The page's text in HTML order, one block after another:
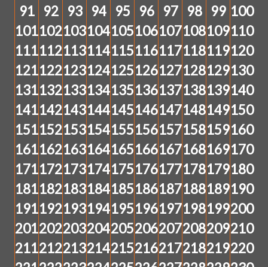
91
92 93 94 95 96 97 98 99 100
101102103104105106107108109110
111112113114115116117118119120
121122123124125126127128129130
131132133134135136137138139140
141142143144145146147148149150
151152153154155156157158159160
161162163164165166167168169170
171172173174175176177178179180
181182183184185186187188189190
191192193194195196197198199200
201202203204205206207208209210
211212213214215216217218219220